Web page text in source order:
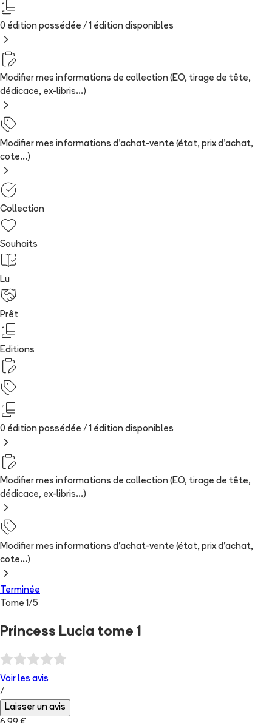
0 édition possédée / 1 édition disponibles
Modifier mes informations de collection (EO, tirage de tête,
dédicace, ex-libris...)
Modifier mes informations d'achat-vente (état, prix d'achat,
cote...)
Collection
Souhaits
Lu
Prêt
Editions
0 édition possédée / 1 édition disponibles
Modifier mes informations de collection (EO, tirage de tête,
dédicace, ex-libris...)
Modifier mes informations d'achat-vente (état, prix d'achat,
cote...)
Terminée
Tome 1/5
Princess Lucia tome 1
Voir les avis
/
Laisser un avis